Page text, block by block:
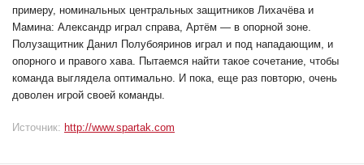
примеру, номинальных центральных защитников Лихачёва и
Мамина: Александр играл справа, Артём — в опорной зоне.
Полузащитник Данил Полубояринов играл и под нападающим, и
опорного и правого хава. Пытаемся найти такое сочетание, чтобы
команда выглядела оптимально. И пока, еще раз повторю, очень
доволен игрой своей команды.
Источник: http://www.spartak.com